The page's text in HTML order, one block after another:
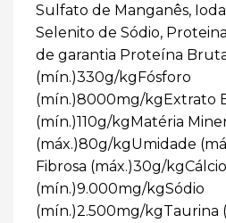
Sulfato de Manganês,
Selenito de Sódio,
de garantia Proteína
(mín.)330g/kgFósforo
(mín.)8000mg/kgExtrato
(mín.)110g/kgMatéria
(máx.)80g/kgUmidade
Fibrosa (máx.)30g/
(mín.)9.000mg/kgSódio
(mín.)2.500mg/kgTaurina